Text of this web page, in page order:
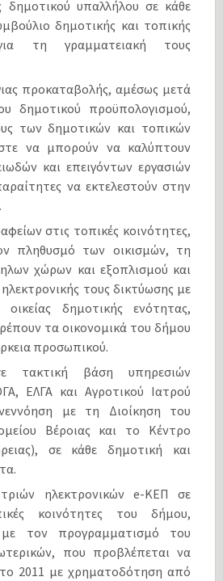
δημοτικού υπαλλήλου σε κάθε
δημοτικής και τοπικής
τη γραμματειακή τους
προκαταβολής, αμέσως μετά
δημοτικού προϋπολογισμού,
των δημοτικών και τοπικών
να μπορούν να καλύπτουν
και επειγόντων εργασιών
να εκτελεστούν στην
στις τοπικές κοινότητες,
πληθυσμό των οικισμών, τη
χώρων και εξοπλισμού και
τους δικτύωσης με
δημοτικής ενότητας,
τα οικονομικά του δήμου
προσωπικού.
βάση υπηρεσιών
ΕΛΓΑ και Αγροτικού Ιατρού
με τη Διοίκηση του
Βέροιας και το Κέντρο
σε κάθε δημοτική και
ηλεκτρονικών e-ΚΕΠ σε
κοινότητες του δήμου,
τον προγραμματισμό του
που προβλέπεται να
το 2011 με χρηματοδότηση από